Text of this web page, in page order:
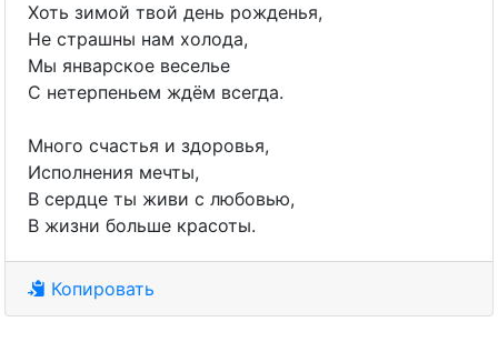
Хоть зимой твой день рожденья,
Не страшны нам холода,
Мы январское веселье
С нетерпеньем ждём всегда.
Много счастья и здоровья,
Исполнения мечты,
В сердце ты живи с любовью,
В жизни больше красоты.
Копировать